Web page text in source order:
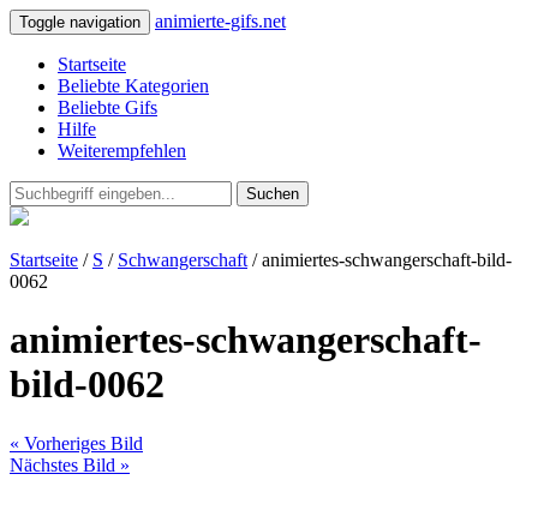
Toggle navigation animierte-gifs.net
Startseite
Beliebte Kategorien
Beliebte Gifs
Hilfe
Weiterempfehlen
Suchen
Startseite / S / Schwangerschaft / animiertes-schwangerschaft-bild-
0062
animiertes-schwangerschaft-
bild-0062
« Vorheriges Bild
Nächstes Bild »